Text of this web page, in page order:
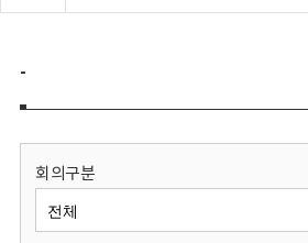
정
보
-
회의구분